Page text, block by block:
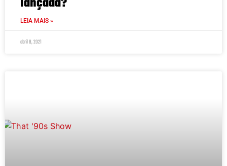
LEIA MAIS »
abril 8, 2021